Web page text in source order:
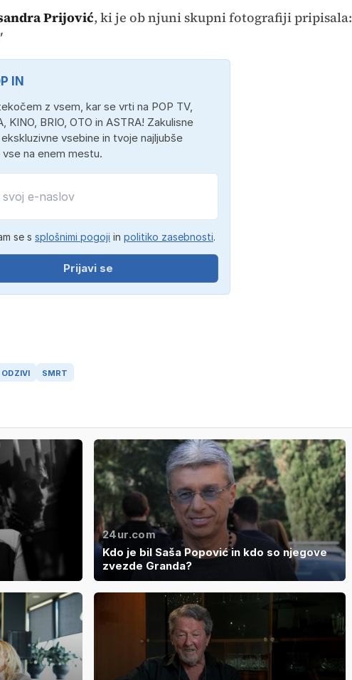
Prijović, ki je ob njuni skupni fotografiji pripisala:
IN
z vsem, kar se vrti na POP TV,
KINO, BRIO, OTO in ASTRA! Zakulisne
vsebine in tvoje najljubše
na enem mestu.
se s splošnimi pogoji in politiko zasebnosti.
Prijavi se
ODZIVI SMRT
24ur.com
Kdo je bil Saša Popović in kdo so njegove
zvezde Granda?